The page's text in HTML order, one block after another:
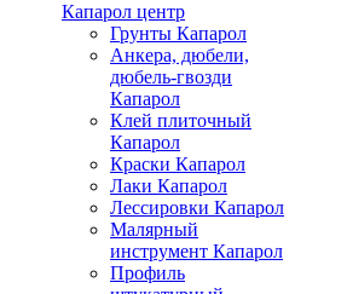
Капарол центр
Грунты Капарол
Анкера, дюбели,
дюбель-гвозди
Капарол
Клей плиточный
Капарол
Краски Капарол
Лаки Капарол
Лессировки Капарол
Малярный
инструмент Капарол
Профиль